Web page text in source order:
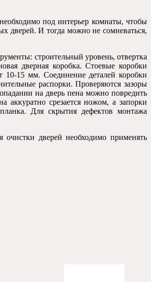
под интерьер комнаты,чтобы
дверей.И тогда можно не сомневаться,
: строительный уровень,отвертка
дверная коробка.Стоевые коробки
10-15 мм. Соединение деталей коробки
распорки.Проверяются зазоры
на дверь пена можно повредить
аккуратно срезается ножом,а запорки
. Для скрытия дефектов монтажа
очистки дверей необходимо применять